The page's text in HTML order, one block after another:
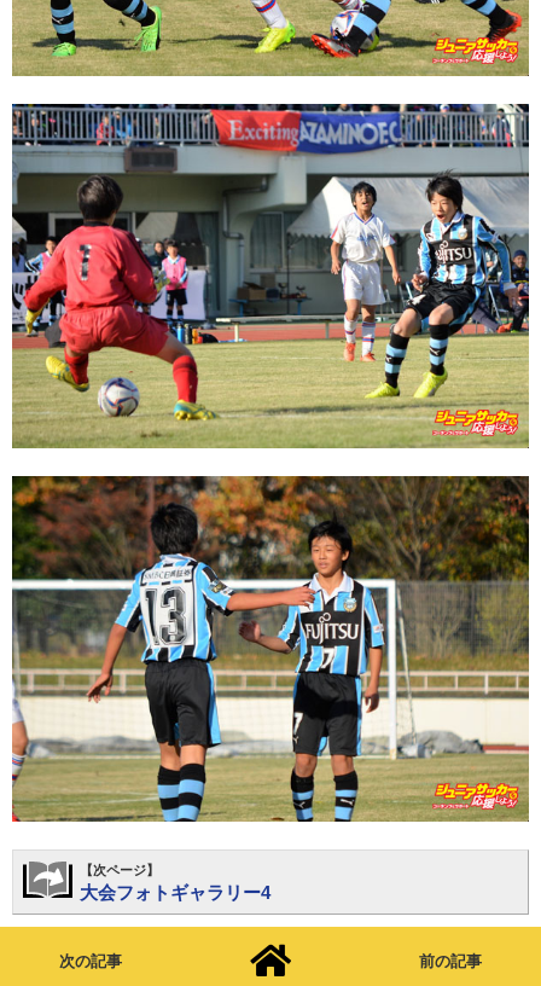
【次ページ】
大会フォトギャラリー4
次の記事 前の記事